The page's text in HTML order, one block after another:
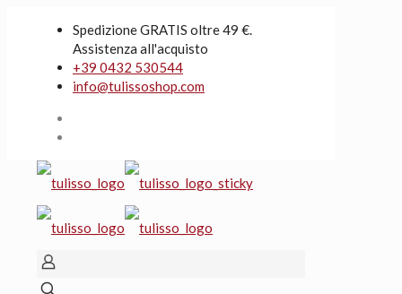
Spedizione GRATIS oltre 49 €.
Assistenza all'acquisto
+39 0432 530544
info@tulissoshop.com